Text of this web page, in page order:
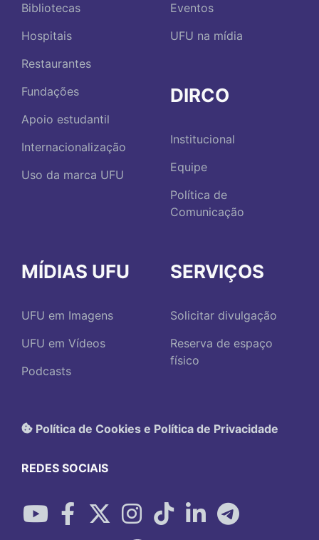
Bibliotecas
Hospitais
Restaurantes
Fundações
Apoio estudantil
Internacionalização
Uso da marca UFU
Eventos
UFU na mídia
DIRCO
Institucional
Equipe
Política de
Comunicação
MÍDIAS UFU
UFU em Imagens
UFU em Vídeos
Podcasts
SERVIÇOS
Solicitar divulgação
Reserva de espaço
físico
Política de Cookies e Política de Privacidade
REDES SOCIAIS